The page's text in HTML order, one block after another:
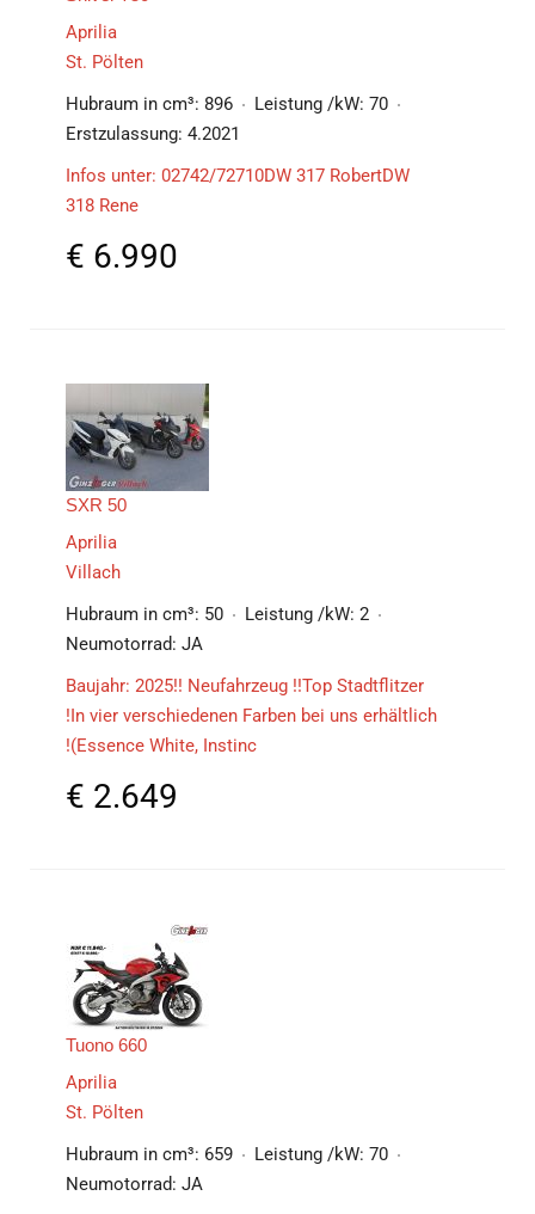
Aprilia
St. Pölten
Hubraum in cm³: 896 Leistung /kW: 70
Erstzulassung: 4.2021
Infos unter: 02742/72710DW 317 RobertDW
318 Rene
€ 6.990
SXR 50
Aprilia
Villach
Hubraum in cm³: 50 Leistung /kW: 2
Neumotorrad: JA
Baujahr: 2025!! Neufahrzeug !!Top Stadtflitzer
!In vier verschiedenen Farben bei uns erhältlich
!(Essence White, Instinc
€ 2.649
Tuono 660
Aprilia
St. Pölten
Hubraum in cm³: 659 Leistung /kW: 70
Neumotorrad: JA